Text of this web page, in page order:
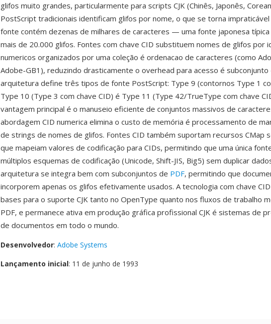
glifos muito grandes, particularmente para scripts CJK (Chinês, Japonês,
PostScript tradicionais identificam glifos por nome, o que se torna impraticável
fonte contém dezenas de milhares de caracteres — uma fonte japonesa típica
mais de 20.000 glifos. Fontes com chave CID substituem nomes de glifos por
numericos organizados por uma coleção é ordenacao de caracteres (como
Adobe-GB1), reduzindo drasticamente o overhead para acesso é subconjunto
arquitetura define três tipos de fonte PostScript: Type 9 (contornos Type 1
Type 10 (Type 3 com chave CID) é Type 11 (Type 42/TrueType com chave
vantagem principal é o manuseio eficiente de conjuntos massivos de
abordagem CID numerica elimina o custo de memória é processamento de
de strings de nomes de glifos. Fontes CID também suportam recursos CMap
que mapeiam valores de codificação para CIDs, permitindo que uma única
múltiplos esquemas de codificação (Unicode, Shift-JIS, Big5) sem duplicar
arquitetura se integra bem com subconjuntos de PDF, permitindo que
incorporem apenas os glifos efetivamente usados. A tecnologia com chave
bases para o suporte CJK tanto no OpenType quanto nos fluxos de trabalho
PDF, e permanece ativa em produção gráfica profissional CJK é sistemas de
de documentos em todo o mundo.
Desenvolvedor: Adobe Systems
Lançamento inicial: 11 de junho de 1993